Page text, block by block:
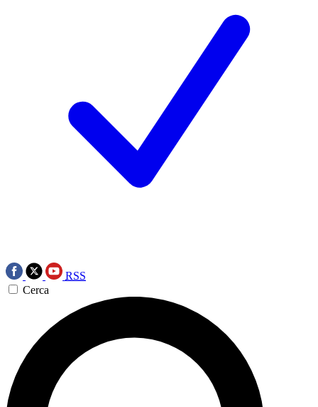
RSS
Cerca